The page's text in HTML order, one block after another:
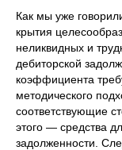
Как мы уже
крытия
неликвид­ных и
дебиторской
коэффициента
методического
соответствующие
этого — средства
задолженности.